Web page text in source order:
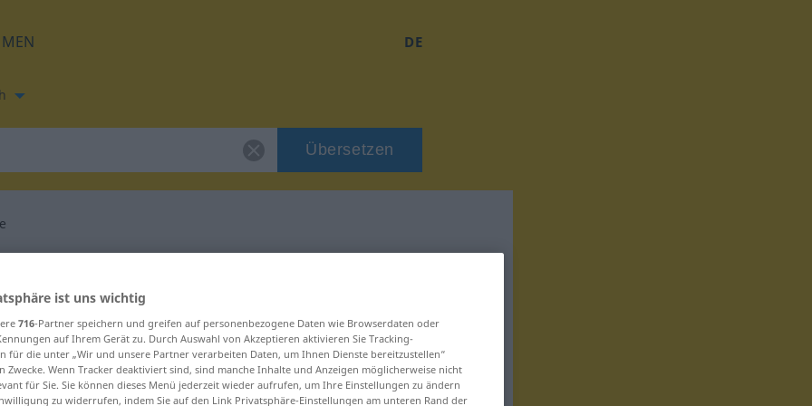
DE
Übersetzen
für "bronchite"
ist uns wichtig
716-Partner speichern und greifen auf personenbezogene Daten wie Browserdaten oder
auf Ihrem Gerät zu. Durch Auswahl von Akzeptieren aktivieren Sie Tracking-
für die unter „Wir und unsere Partner verarbeiten Daten, um Ihnen Dienste bereitzustellen“
Zwecke. Wenn Tracker deaktiviert sind, sind manche Inhalte und Anzeigen möglicherweise nicht
für Sie. Sie können dieses Menü jederzeit wieder aufrufen, um Ihre Einstellungen zu ändern
zu widerrufen, indem Sie auf den Link Privatsphäre-Einstellungen am unteren Rand der